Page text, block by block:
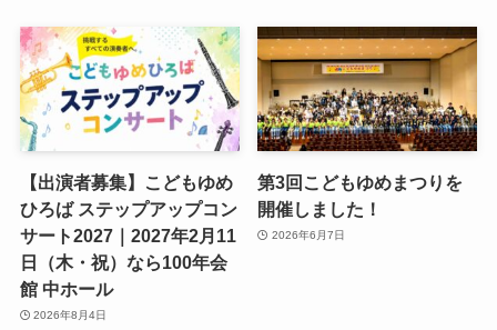
【出演者募集】こどもゆめ
ひろば ステップアップコン
サート2027｜2027年2月11
日（木・祝）なら100年会
館 中ホール
2026年8月4日
第3回こどもゆめまつりを
開催しました！
2026年6月7日